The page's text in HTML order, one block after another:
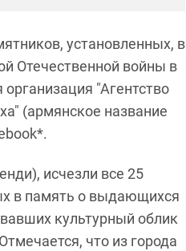
установленных, в
Отечественной войны в
"Агентство
(армянское название
исчезли все 25
в память о выдающихся
культурный облик
что из города